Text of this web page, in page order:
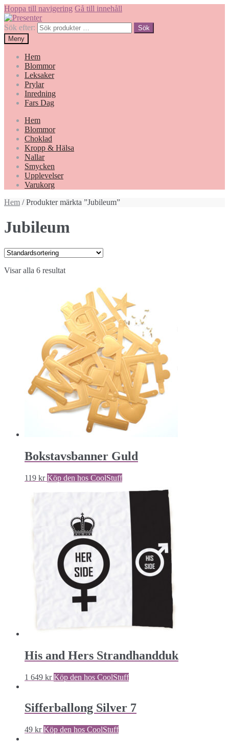
Hoppa till navigering Gå till innehåll
Sök efter:
Sök
Meny
Hem
Blommor
Leksaker
Prylar
Inredning
Fars Dag
Hem
Blommor
Choklad
Kropp & Hälsa
Nallar
Smycken
Upplevelser
Varukorg
Hem / Produkter märkta ”Jubileum”
Jubileum
Visar alla 6 resultat
Bokstavsbanner Guld
119 kr Köp den hos CoolStuff
His and Hers Strandhandduk
1 649 kr Köp den hos CoolStuff
Sifferballong Silver 7
49 kr Köp den hos CoolStuff